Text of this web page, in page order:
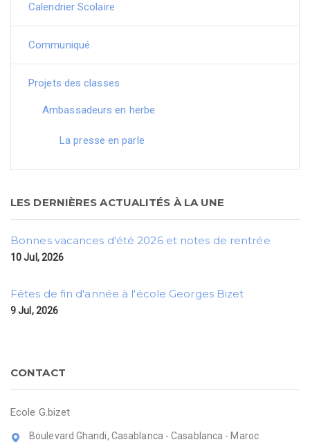
Calendrier Scolaire
Communiqué
Projets des classes
Ambassadeurs en herbe
La presse en parle
LES DERNIÈRES ACTUALITÉS À LA UNE
Bonnes vacances d'été 2026 et notes de rentrée
10 Jul, 2026
Fêtes de fin d'année à l'école Georges Bizet
9 Jul, 2026
CONTACT
Ecole G.bizet
Boulevard Ghandi, Casablanca - Casablanca - Maroc